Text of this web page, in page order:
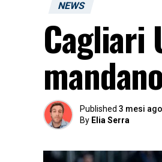
NEWS
Cagliari
Published 3 mesi ago
By Elia Serra